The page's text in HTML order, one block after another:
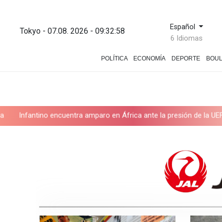
Tokyo - 07.08. 2026 - 09:33:00 Español
6 Idiomas
POLÍTICA ECONOMÍA DEPORTE
en África ante la presión de la UEFA El Real Madrid zanja